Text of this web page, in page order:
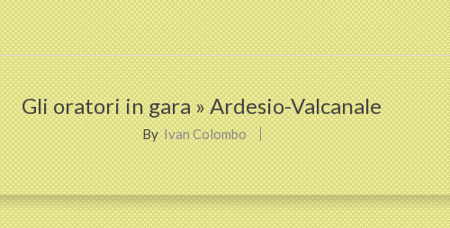
Gli oratori in gara »Ardesio-Valcanale
By Ivan Colombo